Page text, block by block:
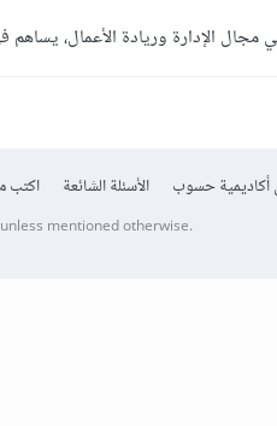
الإدارة وريادة الأعمال،
أكاديمية حسوب الأسئلة الشائعة اكتب
mentioned otherwise.